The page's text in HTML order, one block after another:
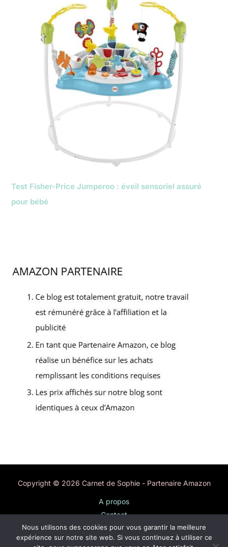
Test Fisher-Price Jumperoo : éveil sensoriel assuré
pour bébé
Copyright © 2026 Carnet de Sophie - Partenaire Amazon
A propos
Contact
Plan du site
Mentions légales
Nous utilisons des cookies pour vous garantir la meilleure
expérience sur notre site web. Si vous continuez à utiliser ce